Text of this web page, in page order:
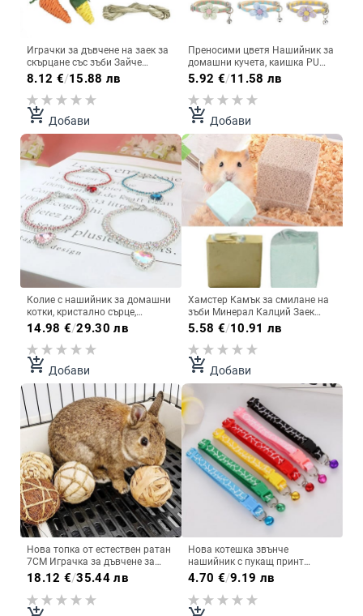
Играчки за дъвчене на заек за
скърцане със зъби Зайче
Моларни играчки Подобряване
на здравето на зъбите За
хамстери Чинчили Морски
свинчета Дървена закуска
8.12 €/15.88 лв
add_shopping_cart Добави
Преносими цветя Нашийник за
домашни кучета, каишка PU
кожена котешка верига, каишка
за врата, плюшено мопсче,
мода
5.92 €/11.58 лв
add_shopping_cart Добави
Колие с нашийник за домашни
котки, кристално сърце,
висулка, пръстен за врата
Сърцето на океана,
регулируемо колие с талисман
от кристали, принцеса, котка
14.98 €/29.30 лв
add_shopping_cart Добави
Хамстер Камък за смилане на
зъби Минерал Калций Заек
Плъх Катерица Играчки Куб
Закачете Малък домашен
любимец Минерали Моларен
камък Играчки за дъвчене
5.58 €/10.91 лв
add_shopping_cart Добави
Нова топка от естествен ратан
7CM Играчка за дъвчене за
домашни любимци
Интерактивни играчки Заек
Папагал Дъвчащи играчки за
котки Малки животни Игра
18.12 €/35.44 лв
Нова котешка звънче
нашийник с пукащ принт
Сладък нашийник за малко
куче Мек найлонов материал
Звънец от неръждаема
стомана Аксесоари за колие за
4.70 €/9.19 лв